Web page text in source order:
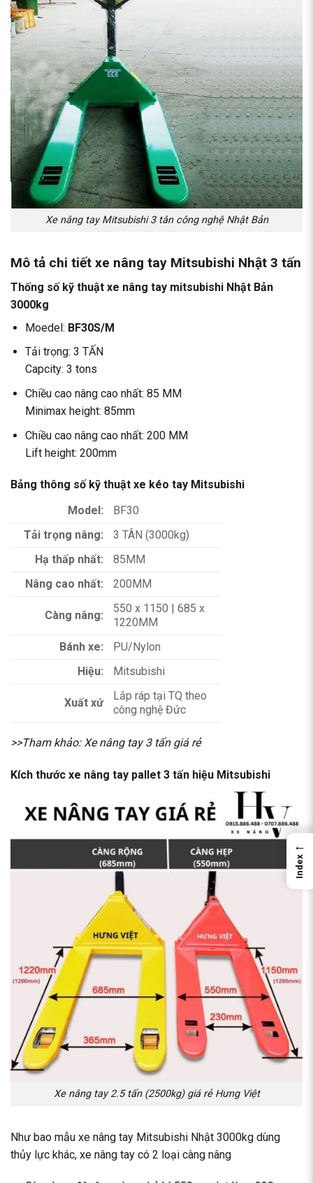
Xe nâng tay Mitsubishi 3 tân công nghệ Nhật Bản
Mô tả chi tiết xe nâng tay Mitsubishi Nhật 3 tấn
Thống số kỹ thuật xe nâng tay mitsubishi Nhật Bản
3000kg
Moedel: BF30S/M
Tải trọng: 3 TẤN
Capcity: 3 tons
Chiều cao nâng cao nhất: 85 MM
Minimax height: 85mm
Chiều cao nâng cao nhất: 200 MM
Lift height: 200mm
Bảng thông số kỹ thuật xe kéo tay Mitsubishi
Model:
BF30
Tải trọng nâng:
3 TÂN (3000kg)
Hạ thấp nhất:
85MM
Nâng cao nhất:
200MM
Càng nâng:
550 x 1150 | 685 x
1220MM
Bánh xe:
PU/Nylon
Hiệu:
Mitsubishi
Xuất xứ
Lắp ráp tại TQ theo
công nghệ Đức
>>Tham khảo:Xe nâng tay 3 tấn giá rẻ
Kích thước xe nâng tay pallet 3 tấn hiệu Mitsubishi
Xe nâng tay 2.5 tấn (2500kg) giá rẻ Hưng Việt
Như bao mẫu xe nâng tay Mitsubishi Nhật 3000kg dùng
thủy lực khác, xe nâng tay có 2 loại càng nâng
←
Index